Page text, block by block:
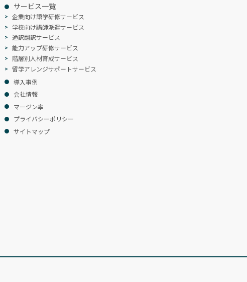
サービス一覧
企業向け語学研修サービス
学校向け講師派遣サービス
通訳翻訳サービス
能力アップ研修サービス
階層別人材育成サービス
留学アレンジサポートサービス
導入事例
会社情報
マージン率
プライバシーポリシー
サイトマップ